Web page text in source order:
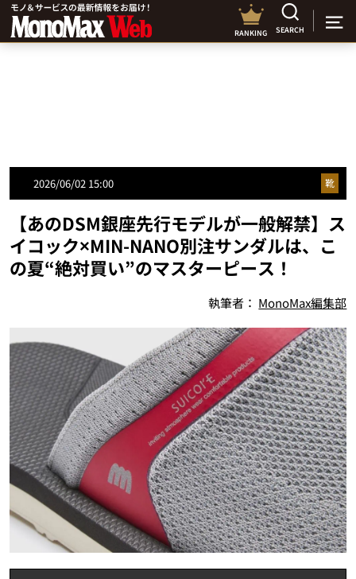
RANKING SEARCH
2026/06/02 15:00 靴
【あのDSM銀座先行モデルが一般解禁】ス
イコック×MIN-NANO別注サンダルは、こ
の夏“絶対買い”のマスターピース！
執筆者： MonoMax編集部